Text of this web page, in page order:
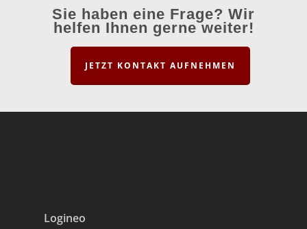
Sie haben eine Frage? Wir
helfen Ihnen gerne weiter!
JETZT KONTAKT AUFNEHMEN
Logineo